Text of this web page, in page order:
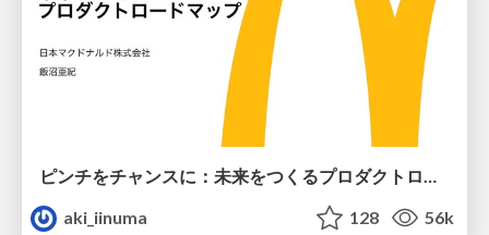
ピンチをチャンスに：未来をつくるプロダクトロードマップ #pmconf2020
aki_iinuma
128 56k